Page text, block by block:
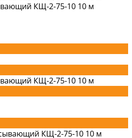
КЩ-2-75-10 10 м
КЩ-2-75-10 10 м